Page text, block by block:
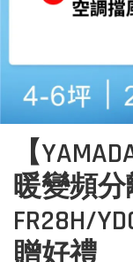
【
暖變頻分
FR28H/
贈好禮